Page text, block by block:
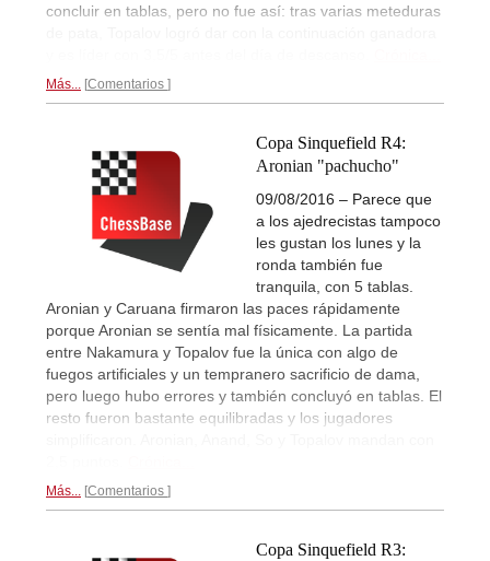
concluir en tablas, pero no fue así: tras varias meteduras
Más... Comentarios
Copa Sinquefield R4:
Aronian "pachucho"
09/08/2016 – Parece que
a los ajedrecistas tampoco
les gustan los lunes y la
ronda también fue
tranquila, con 5 tablas.
Aronian y Caruana firmaron las paces rápidamente
porque Aronian se sentía mal físicamente. La partida
entre Nakamura y Topalov fue la única con algo de
fuegos artificiales y un tempranero sacrificio de dama,
pero luego hubo errores y también concluyó en tablas. El
resto fueron bastante equilibradas y los jugadores
Más... Comentarios
Copa Sinquefield R3: